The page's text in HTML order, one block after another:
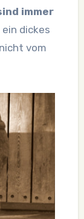
immer
dickes
vom